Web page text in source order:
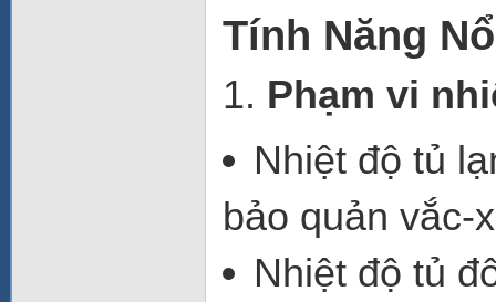
Tính Năng
1. Phạm vi
Nhiệt độ tủ
bảo quản vắc-
Nhiệt độ tủ